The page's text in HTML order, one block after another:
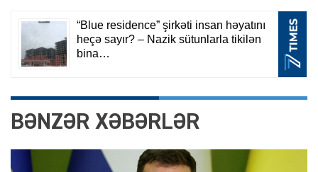
BƏNZƏR XƏBƏRLƏR